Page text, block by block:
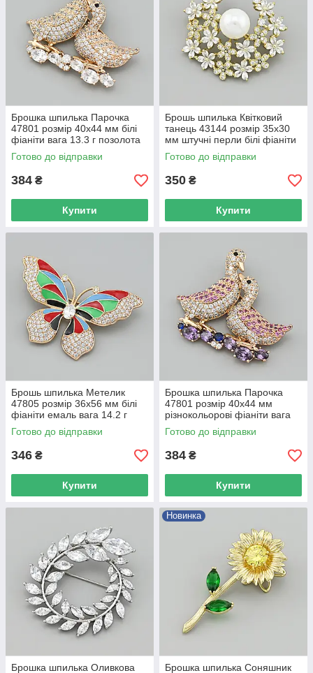
Брошка шпилька Парочка
47801 розмір 40х44 мм білі
фіаніти вага 13.3 г позолота
18К
Готово до відправки
384 ₴
Купити
Брошь шпилька Квітковий
танець 43144 розмір 35х30
мм штучні перли білі фіаніти
вага 6.5 г позолота 14К
Готово до відправки
350 ₴
Купити
Брошь шпилька Метелик
47805 розмір 36х56 мм білі
фіаніти емаль вага 14.2 г
позолота 18К
Готово до відправки
346 ₴
Купити
Брошка шпилька Парочка
47801 розмір 40х44 мм
різнокольорові фіаніти вага
13.3 г позолота 18К
Готово до відправки
384 ₴
Купити
Брошка шпилька Оливкова
Новинка
Брошка шпилька Соняшник